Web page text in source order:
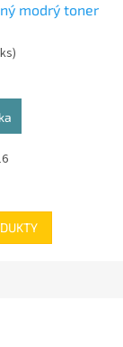
modrý toner